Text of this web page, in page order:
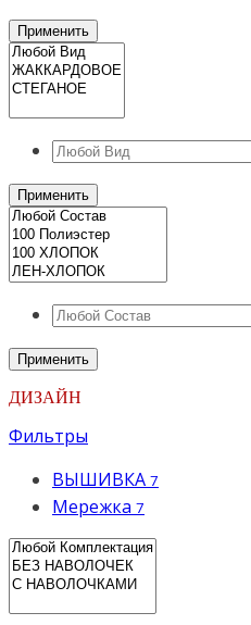
Применить
Применить
Применить
ДИЗАЙН
Фильтры
ВЫШИВКА 7
Мережка 7